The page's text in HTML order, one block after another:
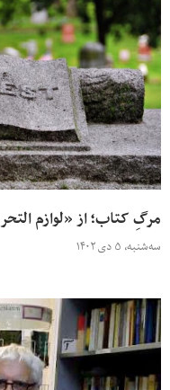
مرگِ کتاب؛ از «لوازم
سه‌شنبه، ۵ دی ۱۴۰۲